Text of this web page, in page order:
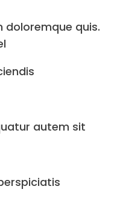
doloremque quis.
autem sit